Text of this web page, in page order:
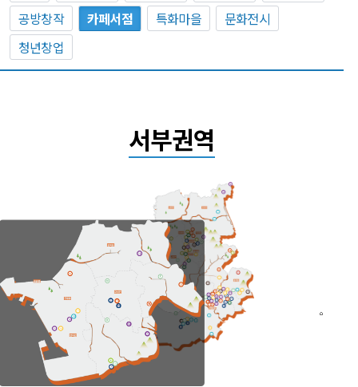
공방창작
카페서점 특화마을
문화전시
청년창업
서부권역